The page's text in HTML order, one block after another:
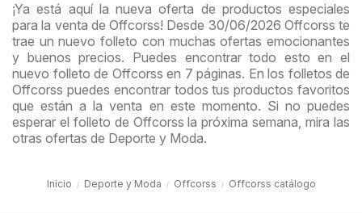
¡Ya está aquí la nueva oferta de productos especiales
para la venta de Offcorss! Desde 30/06/2026 Offcorss te
trae un nuevo folleto con muchas ofertas emocionantes
y buenos precios. Puedes encontrar todo esto en el
nuevo folleto de Offcorss en 7 páginas. En los folletos de
Offcorss puedes encontrar todos tus productos favoritos
que están a la venta en este momento. Si no puedes
esperar el folleto de Offcorss la próxima semana, mira las
otras ofertas de Deporte y Moda.
Inicio Deporte y Moda Offcorss Offcorss catálogo